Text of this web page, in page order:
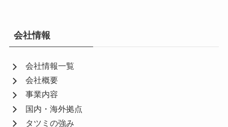
会社情報
会社情報一覧
会社概要
事業内容
国内・海外拠点
タツミの強み